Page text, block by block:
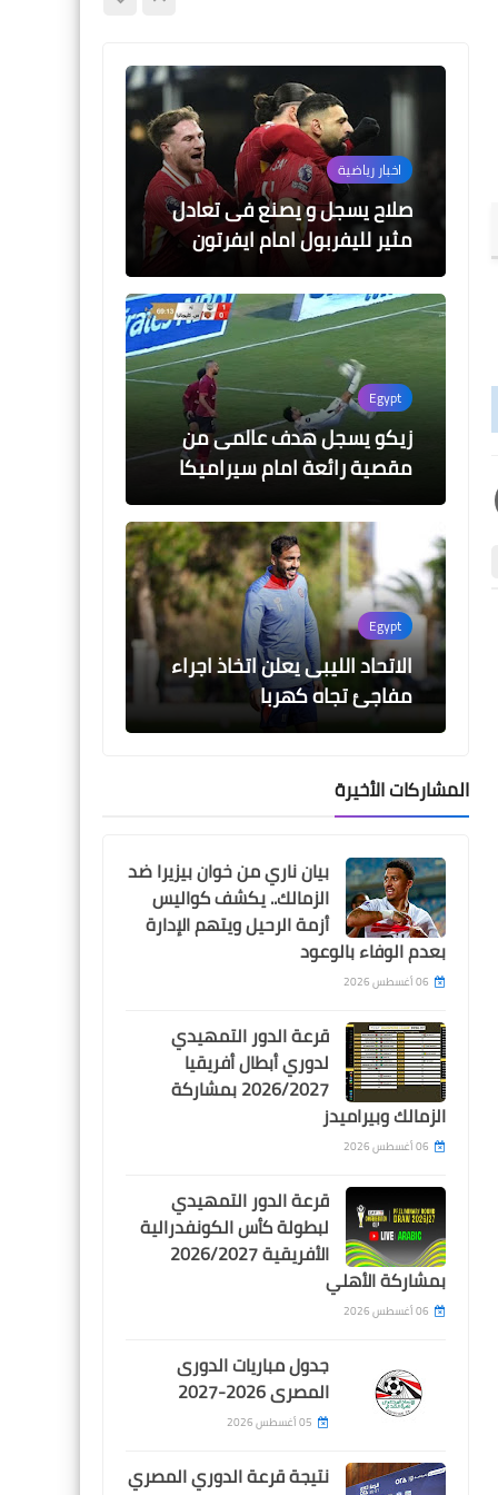
اخبار خفيفة
05 أغسطس 2026
جدول مباريات الدورى المصرى 2026-
2027
اخبار خفيفة
05 أغسطس 2026
نتيجة قرعة الدوري
2026-2027
اخبار رياضية
صلاح يسجل و يصنع فى تعادل
مثير لليفربول امام ايفرتون
Egypt
زيكو يسجل هدف عالمى من
مقصية رائعة امام سيراميكا
Egypt
الاتحاد الليبى يعلن اتخاذ اجراء
مفاجئ تجاه كهربا
Egypt
الاهلى يكشف موقف 8 لاعبين
مصابين من مباراتي
الاسماعيلى و الزمالك
Egypt
لائحة العقوبات تكشف موقف
مصطفى العش من مباراة
الزمالك بعد طرده امام غزل
المحلة
اخبار رياضية
صلاح يسجل و يصنع فى تعادل
مثير لليفربول امام ايفرتون
المشاركات الأخيرة
بيان ناري من خوان بيزيرا ضد
الزمالك.. يكشف كواليس
أزمة الرحيل ويتهم الإدارة
بعدم الوفاء بالوعود
06 أغسطس 2026
قرعة الدور التمهيدي
لدوري أبطال أفريقيا
2026/2027 بمشاركة
الزمالك وبيراميدز
06 أغسطس 2026
قرعة الدور التمهيدي
لبطولة كأس الكونفدرالية
الأفريقية 2026/2027
بمشاركة الأهلي
06 أغسطس 2026
جدول مباريات الدورى
المصرى 2026-2027
05 أغسطس 2026
نتيجة قرعة الدوري المصري